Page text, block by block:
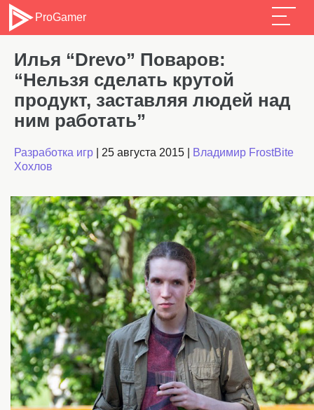
ProGamer
Илья “Drevo” Поваров:
“Нельзя сделать крутой
продукт, заставляя людей над
ним работать”
Разработка игр 25 августа 2015
Владимир FrostBite
Хохлов